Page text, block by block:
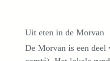
Uit eten in de Morvan
De Morvan is een deel